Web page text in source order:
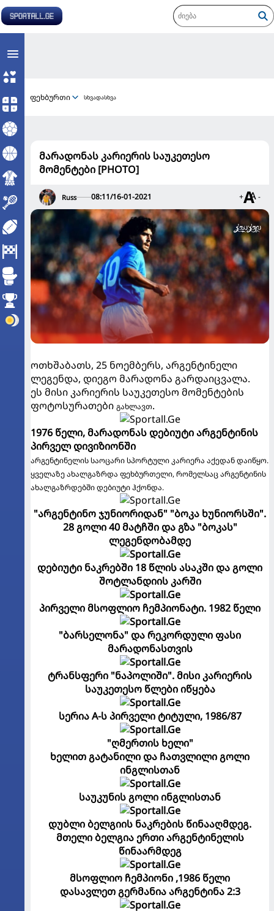
ფეხბურთი სხვადასხვა
მარადონას კარიერის საუკეთესო
მომენტები [PHOTO]
Russ 08:11/16-01-2021 + -
ოთხშაბათს, 25 ნოემბერს, არგენტინელი
ლეგენდა, დიეგო მარადონა გარდაიცვალა.
ეს მისი კარიერის საუკეთესო მომენტების
ფოტოსურათები გახლავთ.
1976 წელი, მარადონას დებიუტი არგენტინის
პირველ დივიზიონში
არგენტინელის საოცარი სპორტული კარიერა აქედან დაიწყო.
ყველაზე ახალგაზრდა ფეხბურთელი, რომელსაც არგენტინის
ახალგაზრდებში დებიუტი ჰქონდა.
"არგენტინო ჯუნიორიდან" "ბოკა ხუნიორსში".
28 გოლი 40 მატჩში და გზა "ბოკას"
ლეგენდობამდე
დებიუტი ნაკრებში 18 წლის ასაკში და გოლი
შოტლანდიის კარში
პირველი მსოფლიო ჩემპიონატი. 1982 წელი
"ბარსელონა" და რეკორდული ფასი
მარადონასთვის
ტრანსფერი "ნაპოლიში". მისი კარიერის
საუკეთესო წლები იწყება
სერია A-ს პირველი ტიტული, 1986/87
"ღმერთის ხელი"
ხელით გატანილი და ჩათვლილი გოლი
ინგლისთან
საუკუნის გოლი ინგლისთან
დუბლი ბელგიის ნაკრების წინააღმდეგ.
მთელი ბელგია ერთი არგენტინელის
წინაარმდეგ
მსოფლიო ჩემპიონი ,1986 წელი
დასავლეთ გერმანია არგენტინა 2:3